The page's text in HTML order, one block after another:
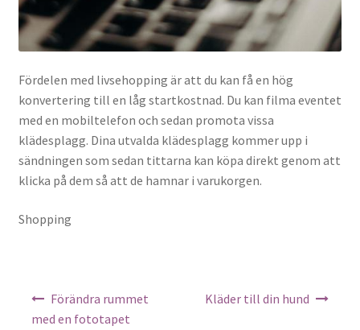
Fördelen med livsehopping är att du kan få en hög
konvertering till en låg startkostnad. Du kan filma eventet
med en mobiltelefon och sedan promota vissa
klädesplagg. Dina utvalda klädesplagg kommer upp i
sändningen som sedan tittarna kan köpa direkt genom att
klicka på dem så att de hamnar i varukorgen.
Shopping
Förändra rummet
med en fototapet
Kläder till din hund